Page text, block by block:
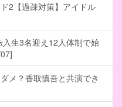
2【過疎対策】アイドル
入生3名迎え12人体制で始
メ？香取慎吾と共演でき